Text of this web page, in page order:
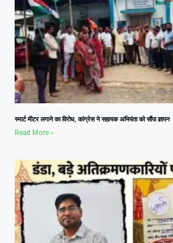
स्मार्ट मीटर लगाने का विरोध, कांग्रेस ने सहायक अभियंता को सौंपा ज्ञापन
Read More »